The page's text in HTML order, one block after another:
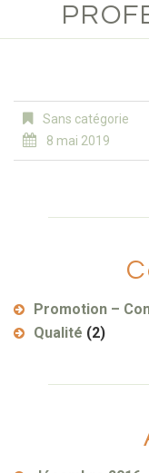
Sans catégorie
8 mai 2019
Promotion –
Qualité (2)